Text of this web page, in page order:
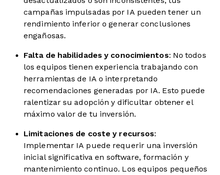
campañas impulsadas por IA pueden tener un
rendimiento inferior o generar conclusiones
engañosas.
Falta de habilidades y conocimientos: No todos
los equipos tienen experiencia trabajando con
herramientas de IA o interpretando
recomendaciones generadas por IA. Esto puede
ralentizar su adopción y dificultar obtener el
máximo valor de tu inversión.
Limitaciones de coste y recursos:
Implementar IA puede requerir una inversión
inicial significativa en software, formación y
mantenimiento continuo. Los equipos pequeños